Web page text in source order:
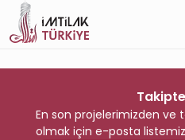
En son projelerimizden ve
olmak için e-posta